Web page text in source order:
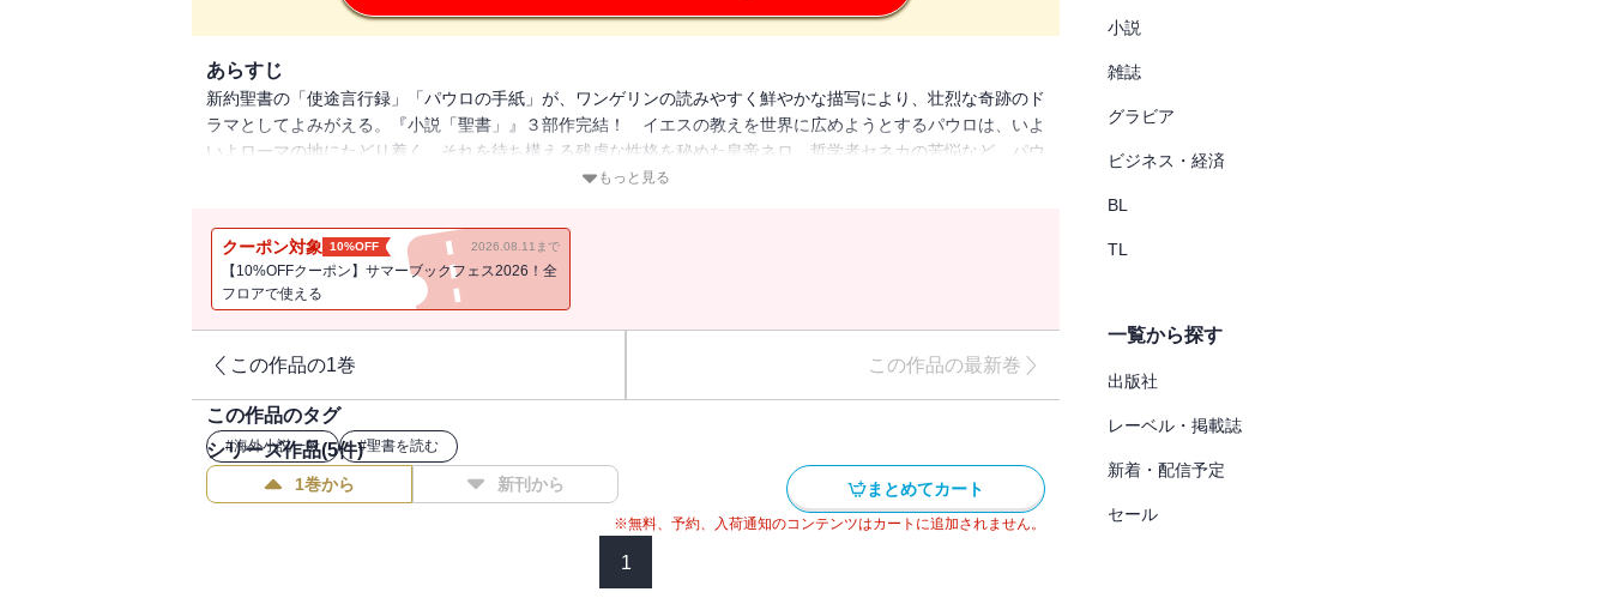
あらすじ
新約聖書の「使途言行録」「パウロの手紙」が、ワンゲリンの読みやすく鮮やかな描写により、壮烈な奇跡のド
ラマとしてよみがえる。『小説「聖書」』３部作完結！ イエスの教えを世界に広めようとするパウロは、いよ
いよローマの地にたどり着く。それを待ち構える残虐な性格を秘めた皇帝ネロ、哲学者セネカの苦悩など、パウ
ロと彼を取り巻く運命に翻弄される人間の姿が、愛と感動とともに心に残る。
もっと見る
クーポン対象 10%OFF 2026.08.11まで
【10%OFFクーポン】サマーブックフェス2026！全
フロアで使える
この作品の1巻 この作品の最新巻
この作品のタグ
#海外小説一般 #聖書を読む
シリーズ作品(5件)
1巻から 新刊から まとめてカート
※無料、予約、入荷通知のコンテンツはカートに追加されません。
1
小説
雑誌
グラビア
ビジネス・経済
BL
TL
一覧から探す
出版社
レーベル・掲載誌
新着・配信予定
セール